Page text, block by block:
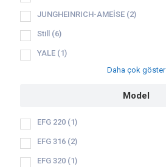
JUNGHEINRICH-AMEİSE (2)
Still (6)
YALE (1)
Daha çok göster
Model
EFG 220 (1)
EFG 316 (2)
EFG 320 (1)